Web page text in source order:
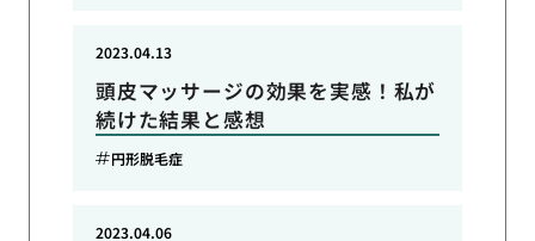
頭皮マッサージの効果を実感！私が
続けた結果と感想
2023.04.13
円形脱毛症
2023.04.06